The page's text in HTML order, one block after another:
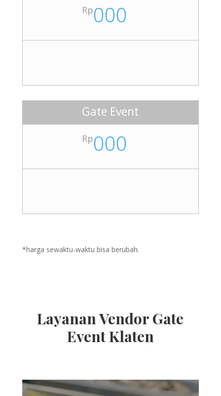
Rp000
Gate Event
Rp000
*harga sewaktu-waktu bisa berubah.
Layanan Vendor Gate
Event Klaten